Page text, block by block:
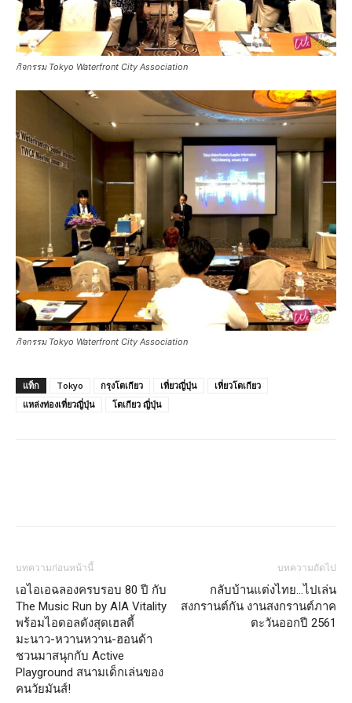
กิจกรรม Tokyo Waterfront City Association
กิจกรรม Tokyo Waterfront City Association
แท็ก Tokyo กรุงโตเกียว เที่ยวญี่ปุ่น
เที่ยวโตเกียว
แหล่งท่องเที่ยวญี่ปุ่น
โตเกียว ญี่ปุ่น
บทความก่อนหน้านี้
เอไอเอฉลองครบรอบ 80 ปี กับ
The Music Run by AIA Vitality
พร้อมไอดอลดังสุดเฮลตี้
มะนาว-หวานหวาน-ฮอนด้า
ชวนมาสนุกกับ Active
Playground สนามเด็กเล่นของ
คนวัยมันส์!
บทความถัดไป
กลับบ้านแต่งไทย…ไปเล่น
สงกรานต์กัน งานสงกรานต์ภาค
ตะวันออกปี 2561